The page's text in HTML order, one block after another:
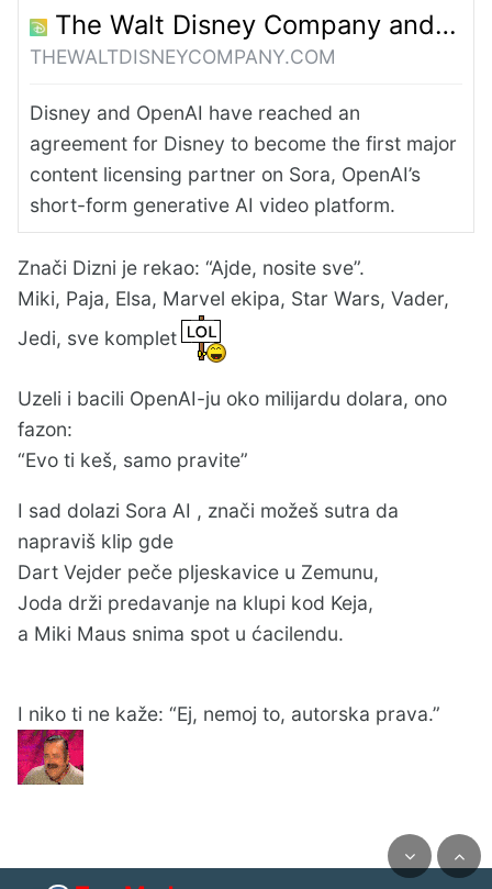
The Walt Disney Company and OpenAI Reach Agreement to Bring Disney Characters to Sora | The Walt Disney Company
THEWALTDISNEYCOMPANY.COM
Disney and OpenAI have reached an
agreement for Disney to become the first major
content licensing partner on Sora, OpenAI’s
short-form generative AI video platform.
Znači Dizni je rekao: “Ajde, nosite sve”.
Miki, Paja, Elsa, Marvel ekipa, Star Wars, Vader,
Jedi, sve komplet
Uzeli i bacili OpenAI-ju oko milijardu dolara, ono
fazon:
“Evo ti keš, samo pravite”
I sad dolazi Sora AI , znači možeš sutra da
napraviš klip gde
Dart Vejder peče pljeskavice u Zemunu,
Joda drži predavanje na klupi kod Keja,
a Miki Maus snima spot u ćacilendu.
I niko ti ne kaže: “Ej, nemoj to, autorska prava.”